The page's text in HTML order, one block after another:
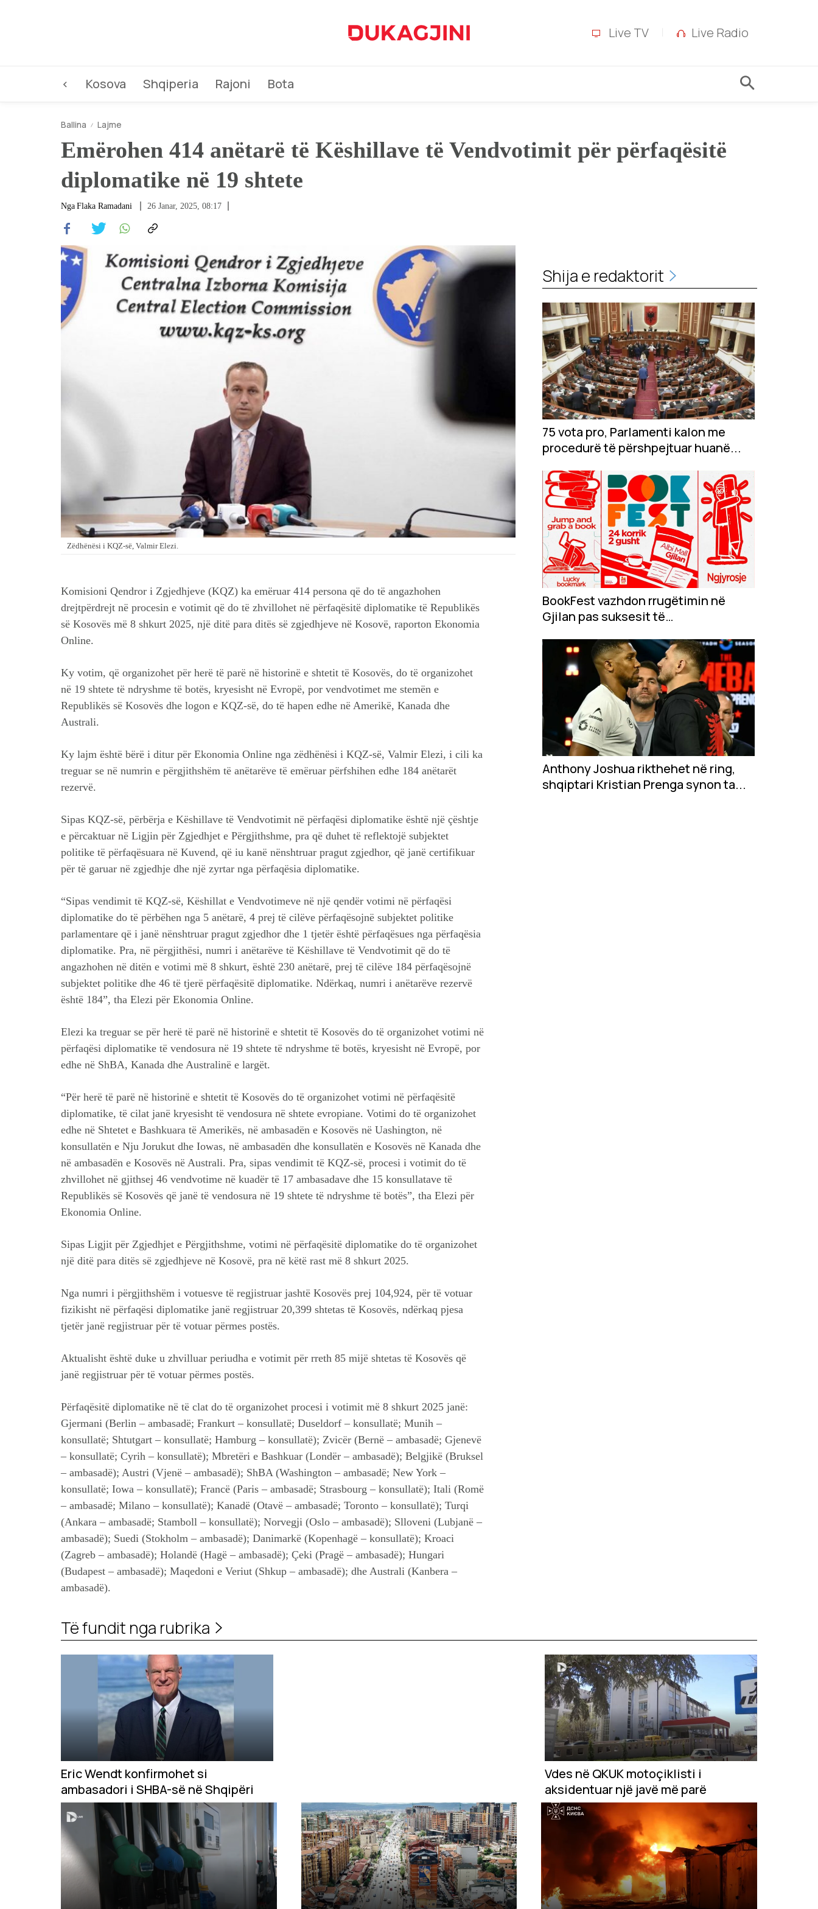
Live TV Live Radio
< Kosova Shqiperia Rajoni Bota
Ballina Lajme
Emërohen 414 anëtarë të Këshillave të Vendvotimit për përfaqësitë
diplomatike në 19 shtete
Nga Flaka Ramadani 26 Janar, 2025, 08:17
Zëdhënësi i KQZ-së, Valmir Elezi.
Komisioni Qendror i Zgjedhjeve (KQZ) ka emëruar 414 persona që do të angazhohen
drejtpërdrejt në procesin e votimit që do të zhvillohet në përfaqësitë diplomatike të Republikës
së Kosovës më 8 shkurt 2025, një ditë para ditës së zgjedhjeve në Kosovë, raporton Ekonomia
Online.
Ky votim, që organizohet për herë të parë në historinë e shtetit të Kosovës, do të organizohet
në 19 shtete të ndryshme të botës, kryesisht në Evropë, por vendvotimet me stemën e
Republikës së Kosovës dhe logon e KQZ-së, do të hapen edhe në Amerikë, Kanada dhe
Australi.
Ky lajm është bërë i ditur për Ekonomia Online nga zëdhënësi i KQZ-së, Valmir Elezi, i cili ka
treguar se në numrin e përgjithshëm të anëtarëve të emëruar përfshihen edhe 184 anëtarët
rezervë.
Sipas KQZ-së, përbërja e Këshillave të Vendvotimit në përfaqësi diplomatike është një çështje
e përcaktuar në Ligjin për Zgjedhjet e Përgjithshme, pra që duhet të reflektojë subjektet
politike të përfaqësuara në Kuvend, që iu kanë nënshtruar pragut zgjedhor, që janë certifikuar
për të garuar në zgjedhje dhe një zyrtar nga përfaqësia diplomatike.
“Sipas vendimit të KQZ-së, Këshillat e Vendvotimeve në një qendër votimi në përfaqësi
diplomatike do të përbëhen nga 5 anëtarë, 4 prej të cilëve përfaqësojnë subjektet politike
parlamentare që i janë nënshtruar pragut zgjedhor dhe 1 tjetër është përfaqësues nga përfaqësia
diplomatike. Pra, në përgjithësi, numri i anëtarëve të Këshillave të Vendvotimit që do të
angazhohen në ditën e votimi më 8 shkurt, është 230 anëtarë, prej të cilëve 184 përfaqësojnë
subjektet politike dhe 46 të tjerë përfaqësitë diplomatike. Ndërkaq, numri i anëtarëve rezervë
është 184”, tha Elezi për Ekonomia Online.
Elezi ka treguar se për herë të parë në historinë e shtetit të Kosovës do të organizohet votimi në
përfaqësi diplomatike të vendosura në 19 shtete të ndryshme të botës, kryesisht në Evropë, por
edhe në ShBA, Kanada dhe Australinë e largët.
“Për herë të parë në historinë e shtetit të Kosovës do të organizohet votimi në përfaqësitë
diplomatike, të cilat janë kryesisht të vendosura në shtete evropiane. Votimi do të organizohet
edhe në Shtetet e Bashkuara të Amerikës, në ambasadën e Kosovës në Uashington, në
konsullatën e Nju Jorukut dhe Iowas, në ambasadën dhe konsullatën e Kosovës në Kanada dhe
në ambasadën e Kosovës në Australi. Pra, sipas vendimit të KQZ-së, procesi i votimit do të
zhvillohet në gjithsej 46 vendvotime në kuadër të 17 ambasadave dhe 15 konsullatave të
Republikës së Kosovës që janë të vendosura në 19 shtete të ndryshme të botës”, tha Elezi për
Ekonomia Online.
Sipas Ligjit për Zgjedhjet e Përgjithshme, votimi në përfaqësitë diplomatike do të organizohet
një ditë para ditës së zgjedhjeve në Kosovë, pra në këtë rast më 8 shkurt 2025.
Nga numri i përgjithshëm i votuesve të regjistruar jashtë Kosovës prej 104,924, për të votuar
fizikisht në përfaqësi diplomatike janë regjistruar 20,399 shtetas të Kosovës, ndërkaq pjesa
tjetër janë regjistruar për të votuar përmes postës.
Aktualisht është duke u zhvilluar periudha e votimit për rreth 85 mijë shtetas të Kosovës që
janë regjistruar për të votuar përmes postës.
Përfaqësitë diplomatike në të clat do të organizohet procesi i votimit më 8 shkurt 2025 janë:
Gjermani (Berlin – ambasadë; Frankurt – konsullatë; Duseldorf – konsullatë; Munih –
konsullatë; Shtutgart – konsullatë; Hamburg – konsullatë); Zvicër (Bernë – ambasadë; Gjenevë
– konsullatë; Cyrih – konsullatë); Mbretëri e Bashkuar (Londër – ambasadë); Belgjikë (Bruksel
– ambasadë); Austri (Vjenë – ambasadë); ShBA (Washington – ambasadë; New York –
konsullatë; Iowa – konsullatë); Francë (Paris – ambasadë; Strasbourg – konsullatë); Itali (Romë
– ambasadë; Milano – konsullatë); Kanadë (Otavë – ambasadë; Toronto – konsullatë); Turqi
(Ankara – ambasadë; Stamboll – konsullatë); Norvegji (Oslo – ambasadë); Slloveni (Lubjanë –
ambasadë); Suedi (Stokholm – ambasadë); Danimarkë (Kopenhagë – konsullatë); Kroaci
(Zagreb – ambasadë); Holandë (Hagë – ambasadë); Çeki (Pragë – ambasadë); Hungari
(Budapest – ambasadë); Maqedoni e Veriut (Shkup – ambasadë); dhe Australi (Kanbera –
ambasadë).
Shija e redaktorit
75 vota pro, Parlamenti kalon me
procedurë të përshpejtuar huanë...
BookFest vazhdon rrugëtimin në
Gjilan pas suksesit të
Anthony Joshua rikthehet në ring,
shqiptari Kristian Prenga synon ta...
Të fundit nga rubrika
Eric Wendt konfirmohet si
ambasadori i SHBA-së në Shqipëri
Vdes në QKUK motoçiklisti i
aksidentuar një javë më parë